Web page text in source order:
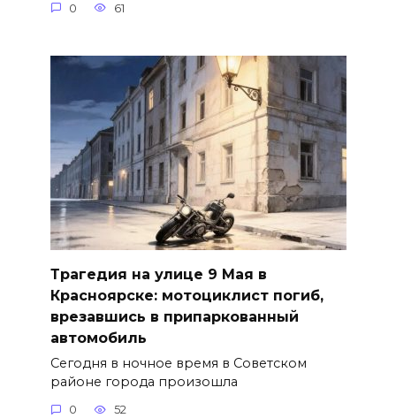
0 61
Трагедия на улице 9 Мая в
Красноярске: мотоциклист погиб,
врезавшись в припаркованный
автомобиль
Сегодня в ночное время в Советском
районе города произошла
0 52